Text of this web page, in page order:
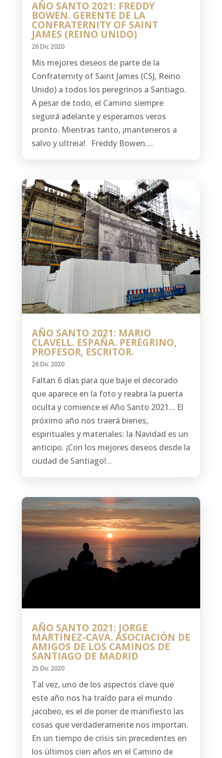
AÑO SANTO 2021: FREDDY
BOWEN. GERENTE DE LA
CONFRATERNITY OF SAINT
JAMES (REINO UNIDO)
26 Dic 2020
Mis mejores deseos de parte de la
Confraternity of Saint James (CSJ, Reino
Unido) a todos los peregrinos a Santiago.
A pesar de todo, el Camino siempre
seguirá adelante y esperamos veros
pronto. Mientras tanto, ¡manteneros a
salvo y ultreia! Freddy Bowen....
AÑO SANTO 2021: MARIO
CLAVELL. ESPAÑA. PEREGRINO,
PROFESOR, ESCRITOR.
26 Dic 2020
Faltan 6 días para que baje el decorado
que aparece en la foto y reabra la puerta
oculta y comience el Año Santo 2021... El
próximo año nos traerá bienes,
espirituales y materiales: la Navidad es un
anticipo. ¡Con los mejores deseos desde la
ciudad de Santiago!...
AÑO SANTO 2021: JORGE
MARTÍNEZ-CAVA. ASOCIACIÓN DE
AMIGOS DE LOS CAMINOS DE
SANTIAGO DE MADRID
25 Dic 2020
Tal vez, uno de los aspectos clave que
este año nos ha traído para el mundo
jacobeo, es el de poner de manifiesto las
cosas que verdaderamente nos importan.
En un tiempo de crisis sin precedentes en
los últimos cien años en el Camino de